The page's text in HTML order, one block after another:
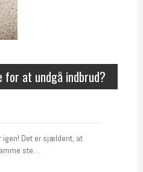
for at undgå indbrud?
igen! Det er sjældent, at
ste…